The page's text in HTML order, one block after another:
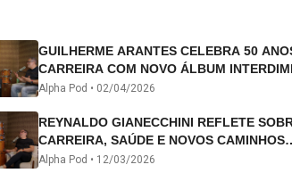
GUILHERME ARANTES CELEBRA 50
CARREIRA COM NOVO ÁLBUM
E TURNÊ “50 ANOS-LUZ”
Alpha Pod • 02/04/2026
REYNALDO GIANECCHINI REFLETE
CARREIRA, SAÚDE E NOVOS CAMINHOS
ARTÍSTICOS NO ALPHA POD
Alpha Pod • 12/03/2026